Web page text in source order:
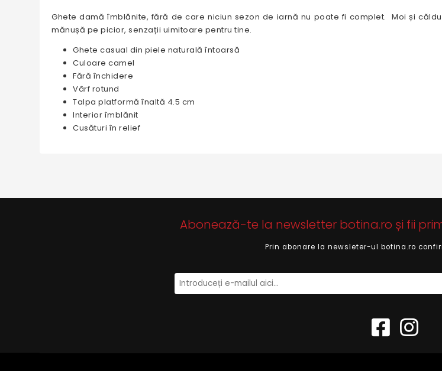
Ghete damă îmblănite, fără de care niciun sezon de iarnă nu poate fi complet. Moi și
mănușă pe picior, senzații uimitoare pentru tine.
Ghete casual din piele naturală întoarsă
Culoare camel
Fără închidere
Vârf rotund
Talpa platformă înaltă 4.5 cm
Interior îmblănit
Cusături în relief
Abonează-te la newsletter botina.ro și fii
Prin abonare la newsleter-ul botina.ro